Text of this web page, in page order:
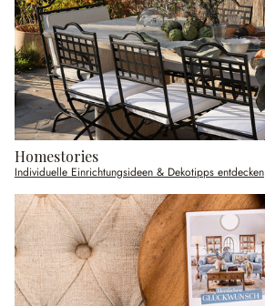
Homestories
Individuelle Einrichtungsideen & Dekotipps entdecken